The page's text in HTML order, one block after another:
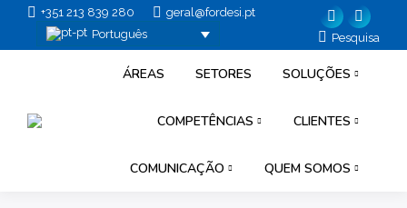
+351 213 839 280
geral@fordesi.pt
Português
Facebook
page
opens
new
page
Pesquisar:
Pesquisa
ÁREAS SETORES SOLUÇÕES
COMPETÊNCIAS CLIENTES
COMUNICAÇÃO QUEM SOMOS